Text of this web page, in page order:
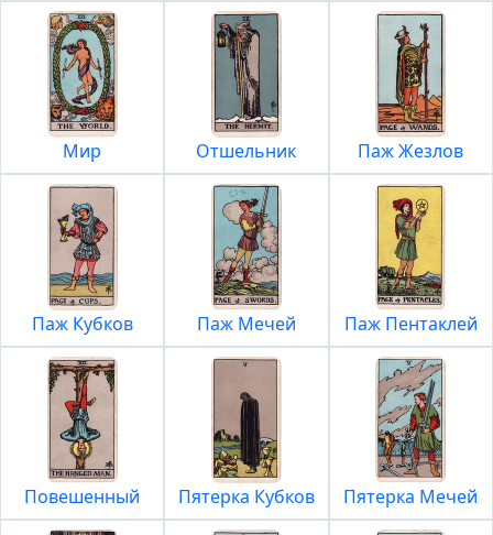
Мир Отшельник Паж Жезлов
Паж Кубков Паж Мечей Паж Пентаклей
Повешенный Пятерка Кубков Пятерка Мечей